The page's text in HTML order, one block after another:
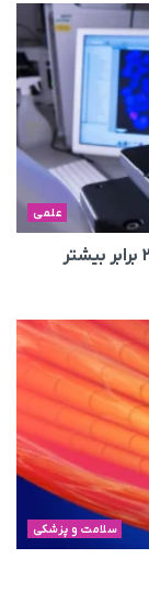
علمی
سلامت و پزشکی